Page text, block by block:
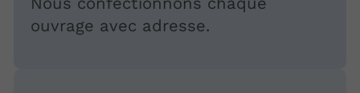
ouvrage avec adresse.